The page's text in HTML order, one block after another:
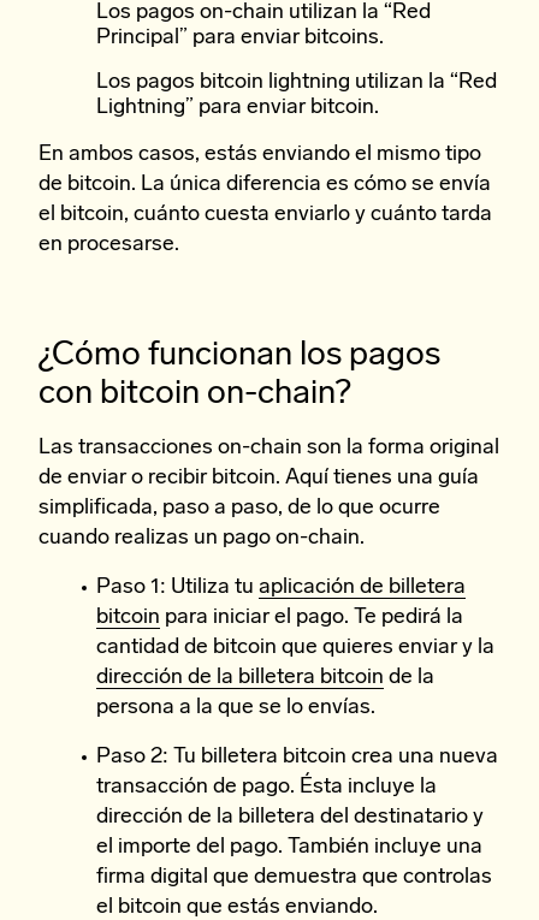
Los pagos on-chain utilizan la “Red
Principal” para enviar bitcoins.
Los pagos bitcoin lightning utilizan la “Red
Lightning” para enviar bitcoin.
En ambos casos, estás enviando el mismo tipo
de bitcoin. La única diferencia es cómo se envía
el bitcoin, cuánto cuesta enviarlo y cuánto tarda
en procesarse.
¿Cómo funcionan los pagos
con bitcoin on-chain?
Las transacciones on-chain son la forma original
de enviar o recibir bitcoin. Aquí tienes una guía
simplificada, paso a paso, de lo que ocurre
cuando realizas un pago on-chain.
Paso 1: Utiliza tu aplicación de billetera
bitcoin para iniciar el pago. Te pedirá la
cantidad de bitcoin que quieres enviar y la
dirección de la billetera bitcoin de la
persona a la que se lo envías.
Paso 2: Tu billetera bitcoin crea una nueva
transacción de pago. Ésta incluye la
dirección de la billetera del destinatario y
el importe del pago. También incluye una
firma digital que demuestra que controlas
el bitcoin que estás enviando.